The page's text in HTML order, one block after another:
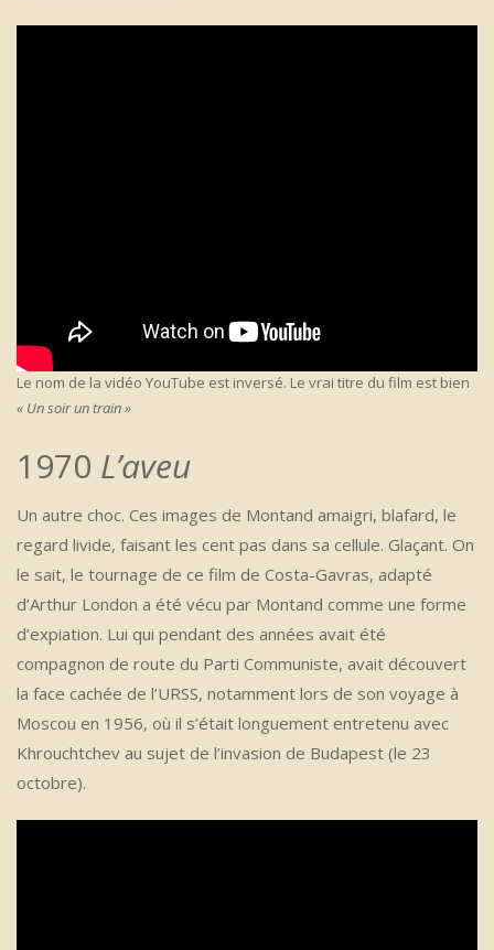
Le nom de la vidéo YouTube est inversé. Le vrai titre du film est bien
« Un soir un train »
1970 L’aveu
Un autre choc. Ces images de Montand amaigri, blafard, le
regard livide, faisant les cent pas dans sa cellule. Glaçant. On
le sait, le tournage de ce film de Costa-Gavras, adapté
d’Arthur London a été vécu par Montand comme une forme
d’expiation. Lui qui pendant des années avait été
compagnon de route du Parti Communiste, avait découvert
la face cachée de l’URSS, notamment lors de son voyage à
Moscou en 1956, où il s’était longuement entretenu avec
Khrouchtchev au sujet de l’invasion de Budapest (le 23
octobre).